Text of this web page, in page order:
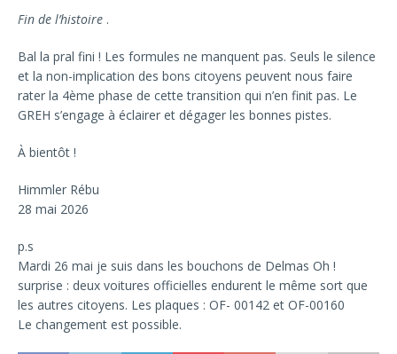
Fin de l’histoire .
Bal la pral fini ! Les formules ne manquent pas. Seuls le silence
et la non-implication des bons citoyens peuvent nous faire
rater la 4ème phase de cette transition qui n’en finit pas. Le
GREH s’engage à éclairer et dégager les bonnes pistes.
À bientôt !
Himmler Rébu
28 mai 2026
p.s
Mardi 26 mai je suis dans les bouchons de Delmas Oh !
surprise : deux voitures officielles endurent le même sort que
les autres citoyens. Les plaques : OF- 00142 et OF-00160
Le changement est possible.